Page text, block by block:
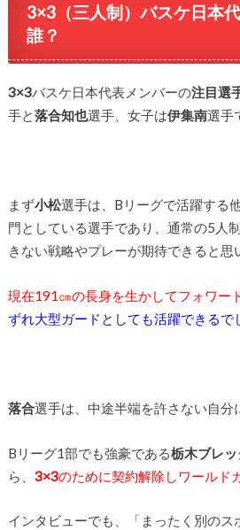
3×3（三人制）バスケ日本
誰？
3×3バスケ日本代表メンバーの注目選
手と落合知也選手、女子は伊集南選手
まず小松選手は、Bリーグで活躍する
門としている選手であり、通常の5人
きない戦略やプレーが期待できると思
現在191㎝の長身を生かしてフォワー
ずれ大型ガードとしても活躍できるで
落合選手は、中途半端を許さない自分
Bリーグ1部でも強豪である栃木ブレッ
ら、 3×3のために契約解除しワールド
インタビューでも、「まったく別のス